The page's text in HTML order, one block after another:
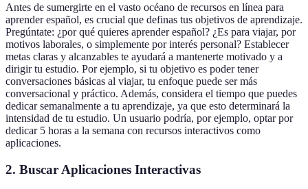
Antes de sumergirte en el vasto océano de recursos en línea para
aprender español, es crucial que definas tus objetivos de aprendizaje.
Pregúntate: ¿por qué quieres aprender español? ¿Es para viajar, por
motivos laborales, o simplemente por interés personal? Establecer
metas claras y alcanzables te ayudará a mantenerte motivado y a
dirigir tu estudio. Por ejemplo, si tu objetivo es poder tener
conversaciones básicas al viajar, tu enfoque puede ser más
conversacional y práctico. Además, considera el tiempo que puedes
dedicar semanalmente a tu aprendizaje, ya que esto determinará la
intensidad de tu estudio. Un usuario podría, por ejemplo, optar por
dedicar 5 horas a la semana con recursos interactivos como
aplicaciones.
2. Buscar Aplicaciones Interactivas